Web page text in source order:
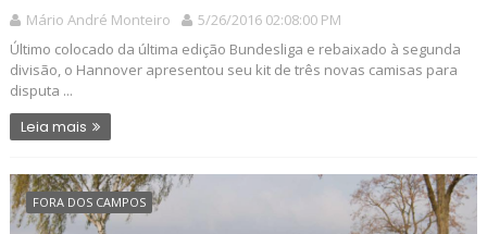
Mário André Monteiro
5/26/2016 02:08:00 PM
Último colocado da última edição Bundesliga e rebaixado à segunda
divisão, o Hannover apresentou seu kit de três novas camisas para
disputa ...
Leia mais
FORA DOS CAMPOS